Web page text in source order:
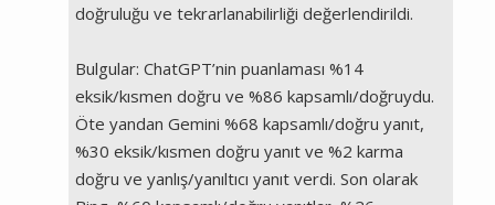
doğruluğu ve tekrarlanabilirliği değerlendirildi.
Bulgular: ChatGPT’nin puanlaması %14
eksik/kısmen doğru ve %86 kapsamlı/doğruydu.
Öte yandan Gemini %68 kapsamlı/doğru yanıt,
%30 eksik/kısmen doğru yanıt ve %2 karma
doğru ve yanlış/yanıltıcı yanıt verdi. Son olarak